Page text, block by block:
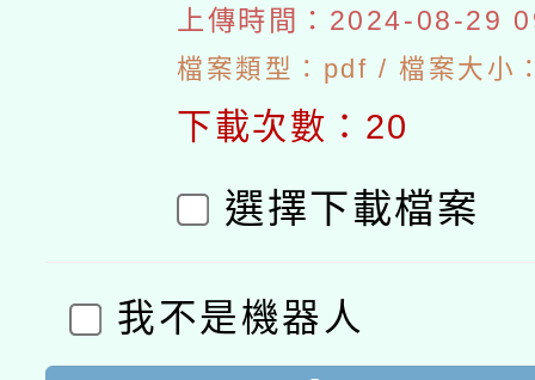
上傳時間：2024-08-29
檔案類型：pdf / 檔案大小
下載次數：20
選擇下載檔案
我不是機器人